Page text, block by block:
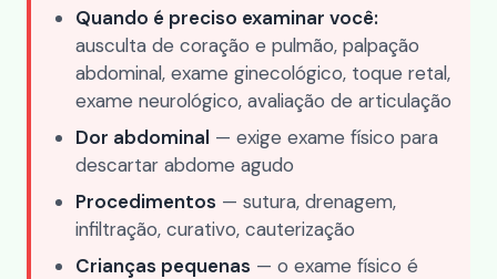
Quando é preciso examinar você:
ausculta de coração e pulmão, palpação
abdominal, exame ginecológico, toque retal,
exame neurológico, avaliação de articulação
Dor abdominal — exige exame físico para
descartar abdome agudo
Procedimentos — sutura, drenagem,
infiltração, curativo, cauterização
Crianças pequenas — o exame físico é